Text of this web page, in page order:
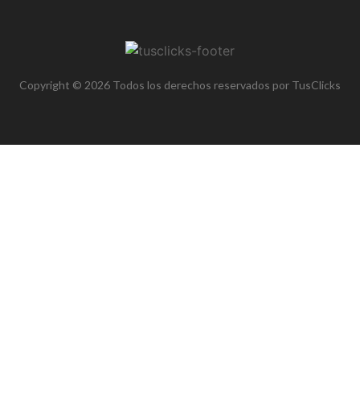
Copyright © 2026 Todos los derechos reservados por TusClicks